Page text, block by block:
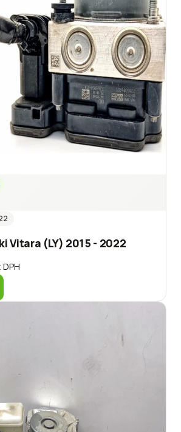
Vitara (LY) 2015 - 2022